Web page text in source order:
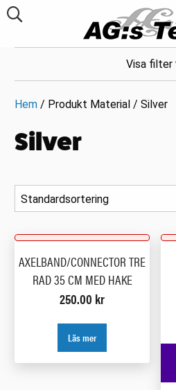
Visa filter
Hem / Produkt Material / Silver
Silver
AXELBAND/CONNECTOR TRE
RAD 35 CM MED HAKE
250.00 kr
Läs mer